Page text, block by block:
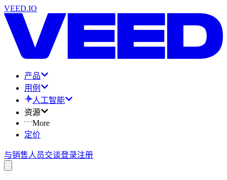
VEED.IO
产品
用例
人工智能
资源
More
定价
与销售人员交谈登录注册